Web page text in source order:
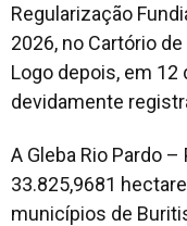
Regularização
2026, no Cartório
Logo depois, em 12
devidamente
A Gleba Rio Pardo
33.825,9681
municípios de